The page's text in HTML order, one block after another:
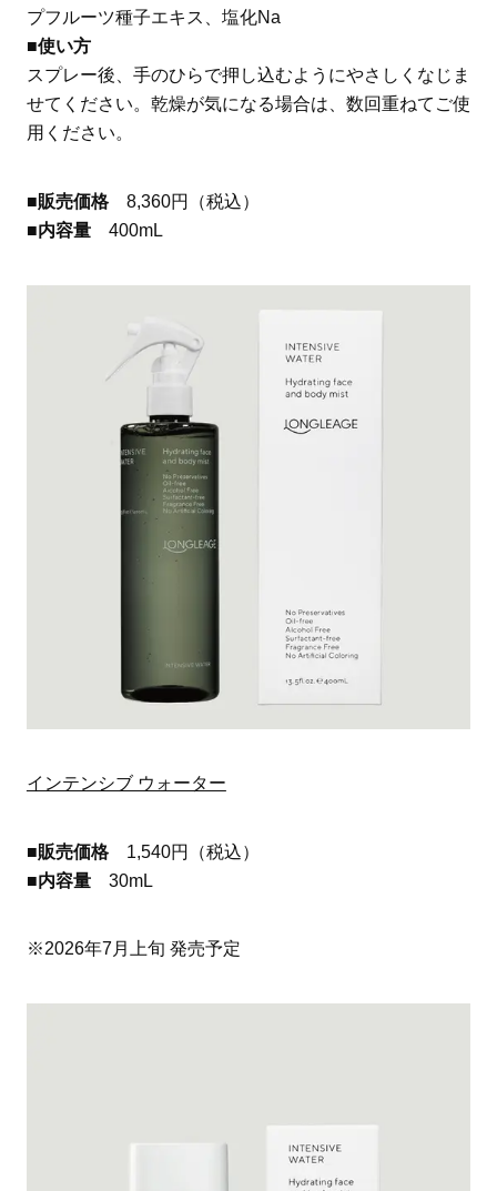
プフルーツ種子エキス、塩化Na
■使い方
スプレー後、手のひらで押し込むようにやさしくなじま
せてください。乾燥が気になる場合は、数回重ねてご使
用ください。
■販売価格 8,360円（税込）
■内容量 400mL
インテンシブ ウォーター
■販売価格 1,540円（税込）
■内容量 30mL
※2026年7月上旬 発売予定